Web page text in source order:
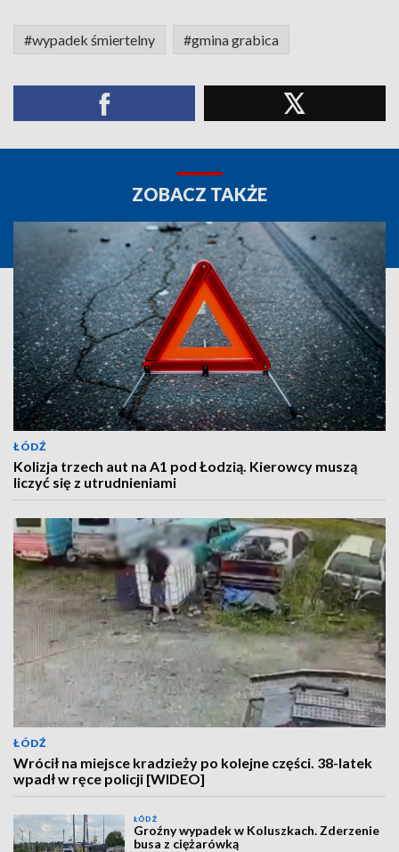
#wypadek śmiertelny #gmina grabica
ZOBACZ TAKŻE
ŁÓDŹ
Kolizja trzech aut na A1 pod Łodzią. Kierowcy muszą
liczyć się z utrudnieniami
ŁÓDŹ
Wrócił na miejsce kradzieży po kolejne części. 38-latek
wpadł w ręce policji [WIDEO]
ŁÓDŹ
Groźny wypadek w Koluszkach. Zderzenie
busa z ciężarówką